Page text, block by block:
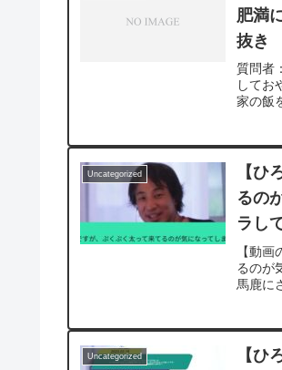
肥満
抜き
質問者
してお
家の飯
Uncategorized
【ひ
るの
ラし
【動
るのが
馬鹿に
Uncategorized
【ひ